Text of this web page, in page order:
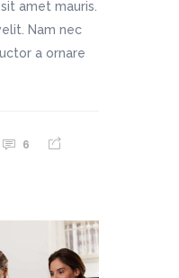
amet mauris.
Nam nec
a ornare
6